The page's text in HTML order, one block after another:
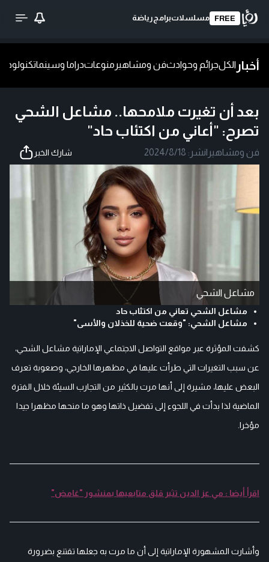
FREE مسلسلاتبرامج رياضة
أخبار الكلجرائم وحوادثفن ومشاهير منوعاتدراما وسينماتكنولوجيا
بعد أن تغيرت ملامحها.. مشاعل الشحي
تصرح: "أعاني من اكتئاب حاد"
فن ومشاهير |نشر: 2024/8/18 شارك الخبر
مشاعل الشحي
مشاعل الشحي تعاني من اكتئاب حاد
مشاعل الشحي: "وقعت ضحية للخذلان والأسى"
كشفت المؤثرة عبر مواقع التواصل الاجتماعي الإماراتية مشاعل الشحي،
عن سبب التغيرات التي طرأت عليها في مظهرها الخارجي، وصعوبة تعرف
البعض عليها، مشيرة إلى أنها مرت بالكثير من التجارب السيئة خلال الفترة
الماضية لذا بدأت في اللجوء إلى تفضيل ذاتها وهو ما منحها مظهرا جيدا
مؤخرا.
اقرأ أيضا : مي عز الدين تثير قلق متابعيها بمنشور "غامض"
وأشارت المشهورة الإماراتية إلى أن ما مرت به جعلها تقتنع بضرورة